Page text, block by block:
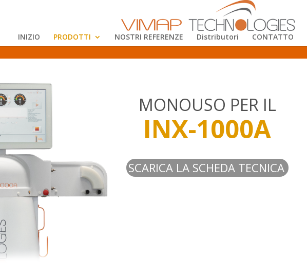
INIZIO PRODOTTI NOSTRI REFERENZE Distributori CONTATTO
MONOUSO PER IL
INX-1000A
SCARICA LA SCHEDA TECNICA